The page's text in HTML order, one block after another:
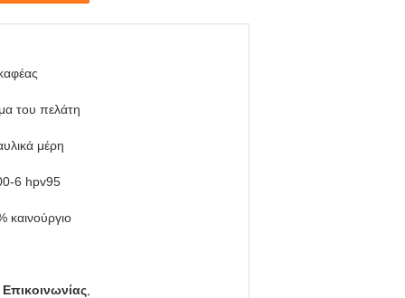
του πελάτη
μέρη
6 hpv95
καινούργιο